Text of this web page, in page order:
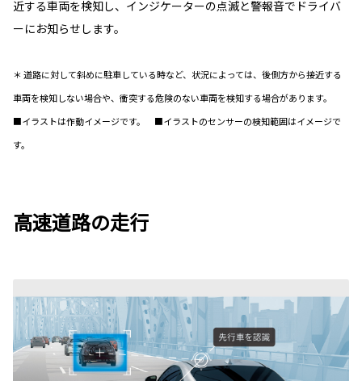
近する車両を検知し、インジケーターの点滅と警報音でドライバ
ーにお知らせします。
＊ 道路に対して斜めに駐車している時など、状況によっては、後側方から接近する
車両を検知しない場合や、衝突する危険のない車両を検知する場合があります。
■イラストは作動イメージです。 ■イラストのセンサーの検知範囲はイメージで
す。
高速道路の走行